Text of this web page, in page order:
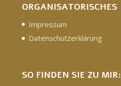
ORGANISATORISCHES
Impressum
Datenschutzerklärung
SO FINDEN SIE ZU MIR: